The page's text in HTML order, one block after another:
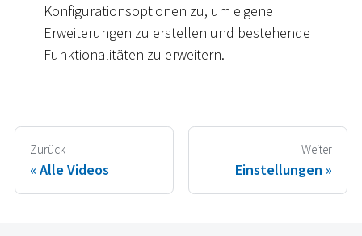
Konfigurationsoptionen zu, um eigene
Erweiterungen zu erstellen und bestehende
Funktionalitäten zu erweitern.
Zurück
Alle Videos
Weiter
Einstellungen